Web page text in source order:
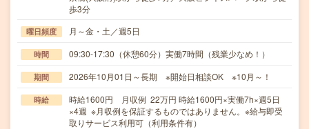
歩3分
曜日頻度 月～金・土／週5日
時間 09:30-17:30（休憩60分）実働7時間（残業少なめ！）
期間 2026年10月01日～長期 ※開始日相談OK ※10月～！
時給
時給1600円 月収例 22万円 時給1600円×実働7h×週5日
×4週 ※月収例を保証するものではありません。※給与即受
取りサービス利用可（利用条件有）